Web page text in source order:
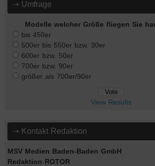
⇢ Umfrage
Modelle welcher Größe fliegen Sie
bis 450er
500er bis 550er bzw. 30er
600er bzw. 50er
700er bzw. 90er
größer als 700er/90er
View Results
⇢ Kontakt Redaktion
MSV Medien Baden-Baden GmbH
Redaktion ROTOR